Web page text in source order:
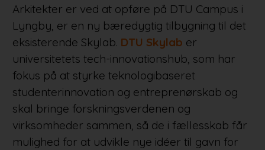
Arkitekter er ved at opføre på DTU Campus i
Lyngby, er en ny bæredygtig tilbygning til det
eksisterende Skylab. DTU Skylab er
universitetets tech-innovationshub, som har
fokus på at styrke teknologibaseret
studenterinnovation og entreprenørskab og
skal bringe forskningsverdenen og
virksomheder sammen, så de i fællesskab får
mulighed for at udvikle nye idéer til gavn for